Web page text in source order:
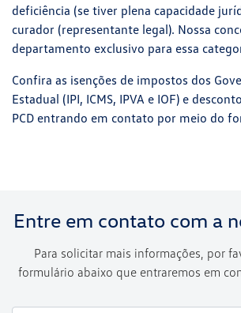
deficiência (se tiver plena capacidade
curador (representante legal). Nossa
departamento exclusivo para essa
Confira as isenções de impostos dos
Estadual (IPI, ICMS, IPVA e IOF) e
PCD entrando em contato por meio do
Entre em contato com a
Para solicitar mais informações, por
formulário abaixo que entraremos em